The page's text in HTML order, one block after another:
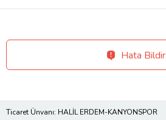
Hata Bildir
Ticaret Ünvanı: HALİL ERDEM-KANYONSPOR